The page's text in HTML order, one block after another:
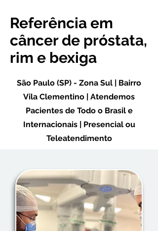
Referência em
câncer de próstata,
rim e bexiga
São Paulo (SP) - Zona Sul | Bairro
Vila Clementino | Atendemos
Pacientes de Todo o Brasil e
Internacionais | Presencial ou
Teleatendimento